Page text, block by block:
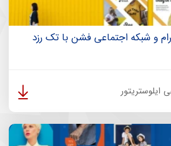
و شبکه اجتماعی فشن با تک رزد
ایلوستریتور